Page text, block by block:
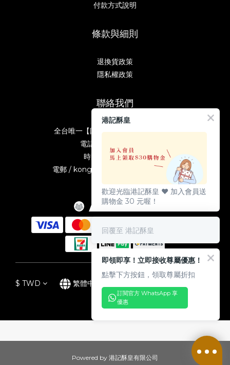
付款方式說明
條款與細則
退換貨政策
隱私權政策
聯絡我們
全台唯一【國寶獎】糕餅｜台北伴手禮
電話 / 02-2389-5587
時間 / 10:00-19:00
電郵 / kongkeetw1998@gmail.com
$ TWD 繁體中文
Powered by 港記酥皇有限公司
港記酥皇
歡迎光臨港記酥皇 ♥️ 加入會員送
購物金 30 元喔！
回覆至 港記酥皇
即領即享！立即接收尊屬優惠！
點擊下方按鈕，領取尊屬折扣
訂閱官方 WhatsApp 享
優惠